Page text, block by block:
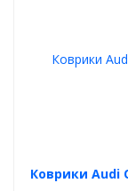
Коврики Audi